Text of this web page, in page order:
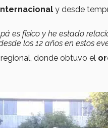
y desde
es físico y he estado
los 12 años en estos
donde obtuvo el